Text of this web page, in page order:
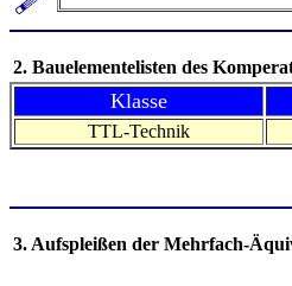
2. Bauelementelisten des
Klasse
TTL-Technik
3. Aufspleißen der Mehrfach-